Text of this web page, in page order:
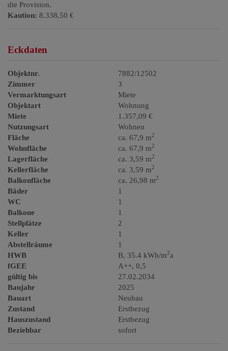
die Provision.
Kaution: 8.338,50 €
Eckdaten
Objektnr.
7882/12502
Zimmer
3
Vermarktungsart
Miete
Objektart
Wohnung
Miete
1.357,09 €
Nutzungsart
Wohnen
Fläche
ca. 67,9 m2
Wohnfläche ca. 67,9 m2
Lagerfläche ca. 3,59 m2
Kellerfläche ca. 3,59 m2
Balkonfläche ca. 26,98 m2
Bäder
1
WC
1
Balkone
1
Stellplätze
2
Keller
1
Abstellräume
1
HWB
B, 35.4 kWh/m2a
fGEE
A++, 0,5
gültig bis
27.02.2034
Baujahr
2025
Bauart
Neubau
Zustand
Erstbezug
Hauszustand
Erstbezug
Beziehbar
sofort